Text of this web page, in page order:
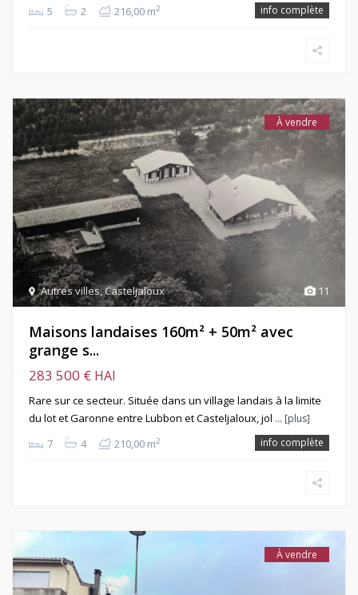
5 2 216,00 m2 info complète
11
Autres villes,Casteljaloux
À vendre
Maisons landaises 160m² + 50m² avec
grange s...
283 500 € HAI
Rare sur ce secteur. Située dans un village landais à la limite
du lot et Garonne entre Lubbon et Casteljaloux, jol … [plus]
7 4 210,00 m2 info complète
À vendre